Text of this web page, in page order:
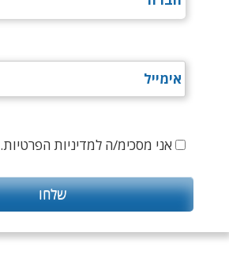
אני מסכימ/ה למדיניות הפרטיות.